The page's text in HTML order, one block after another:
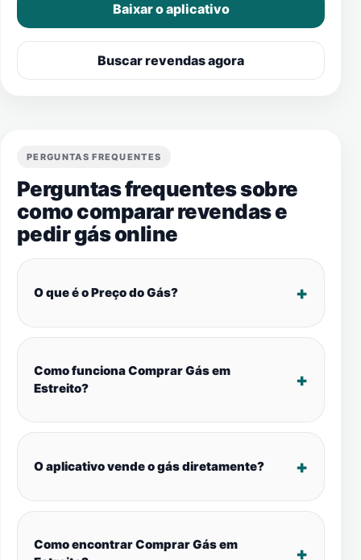
Baixar o aplicativo
Buscar revendas agora
PERGUNTAS FREQUENTES
Perguntas frequentes sobre
como comparar revendas e
pedir gás online
O que é o Preço do Gás?
Como funciona Comprar Gás em
Estreito?
O aplicativo vende o gás diretamente?
Como encontrar Comprar Gás em